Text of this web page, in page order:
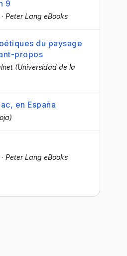
9
· Peter Lang eBooks
du paysage
propos
(Universidad de la
en España
· Peter Lang eBooks